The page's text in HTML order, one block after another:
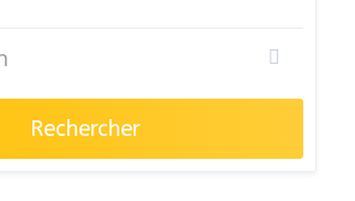
Rechercher